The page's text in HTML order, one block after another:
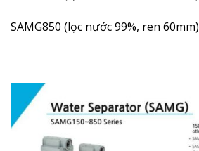
SAMG850 (lọc nước 99%, ren 60mm)